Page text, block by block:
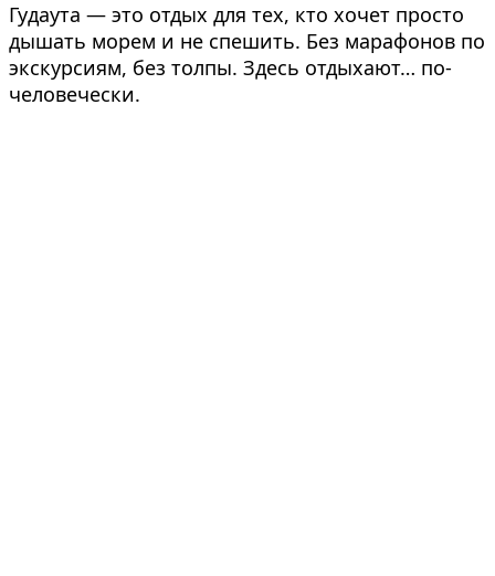
Гудаута — это отдых для тех, кто хочет просто
дышать морем и не спешить. Без марафонов по
экскурсиям, без толпы. Здесь отдыхают… по-
человечески.